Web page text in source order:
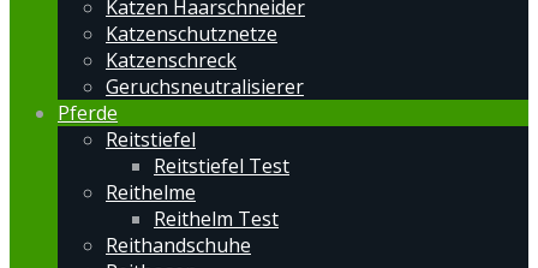
Katzen Haarschneider
Katzenschutznetze
Katzenschreck
Geruchsneutralisierer
Pferde
Reitstiefel
Reitstiefel Test
Reithelme
Reithelm Test
Reithandschuhe